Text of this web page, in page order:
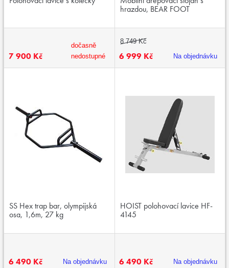
7 900 Kč
dočasně
nedostupné
hrazdou, BEAR FOOT
8 749 Kč
6 999 Kč Na objednávku
SS Hex trap bar, olympijská
osa, 1,6m, 27 kg
6 490 Kč Na objednávku
HOIST polohovací lavice HF-
4145
6 490 Kč Na objednávku